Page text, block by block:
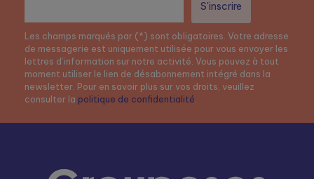
Les champs marqués par (*) sont obligatoires. Votre adresse
de messagerie est uniquement utilisée pour vous envoyer les
lettres d’information sur notre activité. Vous pouvez à tout
moment utiliser le lien de désabonnement intégré dans la
newsletter. Pour en savoir plus sur vos droits, veuillez
consulter la politique de confidentialité